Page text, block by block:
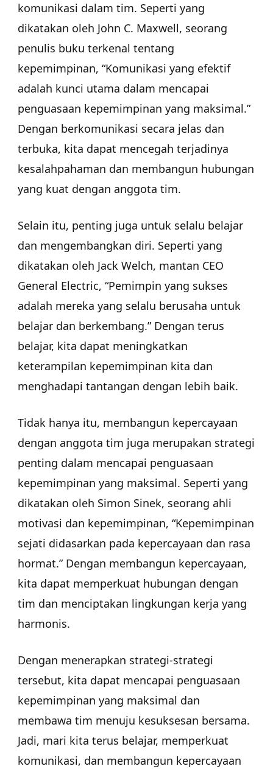
komunikasi dalam tim. Seperti yang
dikatakan oleh John C. Maxwell, seorang
penulis buku terkenal tentang
kepemimpinan, “Komunikasi yang efektif
adalah kunci utama dalam mencapai
penguasaan kepemimpinan yang maksimal.”
Dengan berkomunikasi secara jelas dan
terbuka, kita dapat mencegah terjadinya
kesalahpahaman dan membangun hubungan
yang kuat dengan anggota tim.
Selain itu, penting juga untuk selalu belajar
dan mengembangkan diri. Seperti yang
dikatakan oleh Jack Welch, mantan CEO
General Electric, “Pemimpin yang sukses
adalah mereka yang selalu berusaha untuk
belajar dan berkembang.” Dengan terus
belajar, kita dapat meningkatkan
keterampilan kepemimpinan kita dan
menghadapi tantangan dengan lebih baik.
Tidak hanya itu, membangun kepercayaan
dengan anggota tim juga merupakan strategi
penting dalam mencapai penguasaan
kepemimpinan yang maksimal. Seperti yang
dikatakan oleh Simon Sinek, seorang ahli
motivasi dan kepemimpinan, “Kepemimpinan
sejati didasarkan pada kepercayaan dan rasa
hormat.” Dengan membangun kepercayaan,
kita dapat memperkuat hubungan dengan
tim dan menciptakan lingkungan kerja yang
harmonis.
Dengan menerapkan strategi-strategi
tersebut, kita dapat mencapai penguasaan
kepemimpinan yang maksimal dan
membawa tim menuju kesuksesan bersama.
Jadi, mari kita terus belajar, memperkuat
komunikasi, dan membangun kepercayaan